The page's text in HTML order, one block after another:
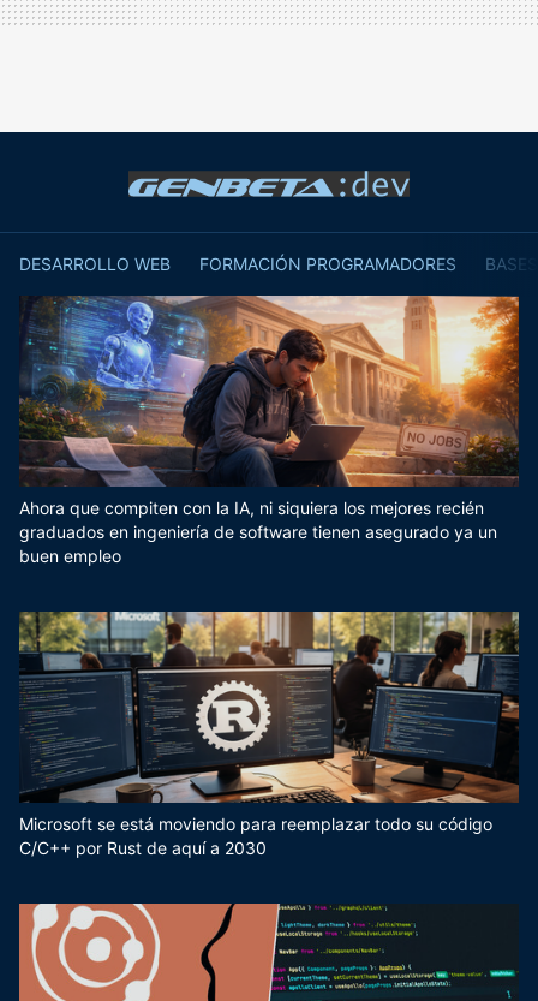
DESARROLLO WEB FORMACIÓN PROGRAMADORES
Ahora que compiten con la IA, ni siquiera los mejores recién
graduados en ingeniería de software tienen asegurado ya un
buen empleo
Microsoft se está moviendo para reemplazar todo su código
C/C++ por Rust de aquí a 2030